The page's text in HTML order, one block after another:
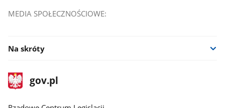
MEDIA SPOŁECZNOŚCIOWE:
Na skróty
stopka
gov.plStrona
gov.pl